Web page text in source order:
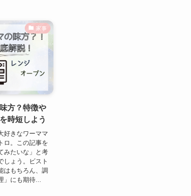
家事
方？特徴や
時短しよう
好きなワーママ
ロ。この記事を
みたいな」と考
しょう。ビスト
はもちろん、調
にも期待...